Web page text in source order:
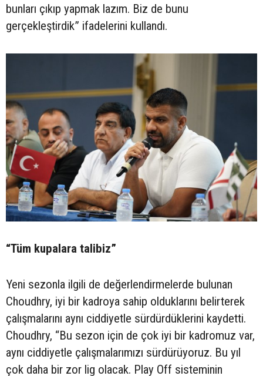
bunları çıkıp yapmak lazım. Biz de bunu
gerçekleştirdik” ifadelerini kullandı.
“Tüm kupalara talibiz”
Yeni sezonla ilgili de değerlendirmelerde bulunan
Choudhry, iyi bir kadroya sahip olduklarını belirterek
çalışmalarını aynı ciddiyetle sürdürdüklerini kaydetti.
Choudhry, “Bu sezon için de çok iyi bir kadromuz var,
aynı ciddiyetle çalışmalarımızı sürdürüyoruz. Bu yıl
çok daha bir zor lig olacak. Play Off sisteminin